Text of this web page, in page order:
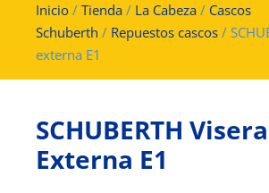
Inicio / Tienda / La Cabeza / Cascos
Schuberth / Repuestos cascos /
externa E1
SCHUBERTH Visera
Externa E1